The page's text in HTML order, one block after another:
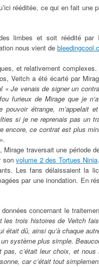
rééditée, ce qui en fait une
limbes et soit réédité par
nous vient de
et relativement complexes.
Veitch a été écarté par
« Je venais de signer un
furieux de Mirage que je
étrange, m’appelait
si je ne reprenais pas un
encore, ce contrat est plus
traversait une période
sonvolume 2 des Tortues Ninja
Les fans délaissaient la
par une inondation. En
concernant le
trois histoires de Veitch
était dû, ainsi qu’à chaque
système plus simple.
c’était leur choix, et
car c’était tout